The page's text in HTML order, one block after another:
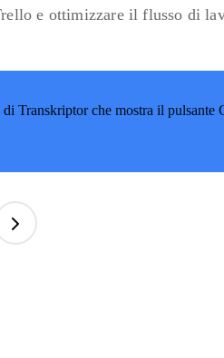
e ottimizzare il flusso di